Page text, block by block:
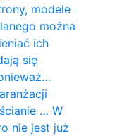
modele
można
ich
się
… W
nie jest już